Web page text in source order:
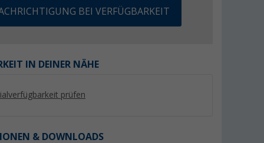
BEI VERFÜGBARKEIT
IN DEINER NÄHE
prüfen
& DOWNLOADS